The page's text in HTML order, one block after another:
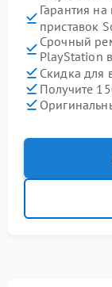
Гарантия
приставок
Срочный
PlayStation
Скидка для
Получите